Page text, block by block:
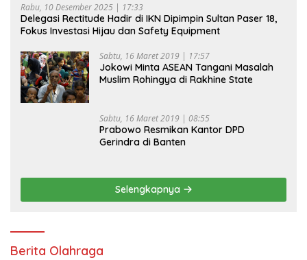
Rabu, 10 Desember 2025 | 17:33
Delegasi Rectitude Hadir di IKN Dipimpin Sultan Paser 18,
Fokus Investasi Hijau dan Safety Equipment
Sabtu, 16 Maret 2019 | 17:57
Jokowi Minta ASEAN Tangani Masalah
Muslim Rohingya di Rakhine State
Sabtu, 16 Maret 2019 | 08:55
Prabowo Resmikan Kantor DPD
Gerindra di Banten
Selengkapnya
Berita Olahraga